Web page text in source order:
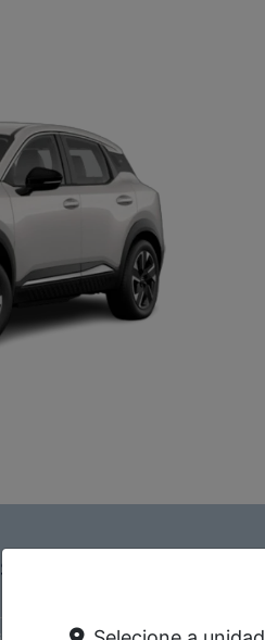
KICKS